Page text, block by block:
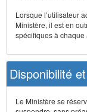
Lorsque l’utilisateur
Ministère, il est en
spécifiques à
Disponibilité
Le Ministère se